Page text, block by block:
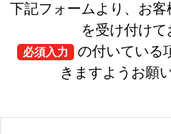
下記フォームより、お
を受け付けて
必須入力
の付いている
きますようお願